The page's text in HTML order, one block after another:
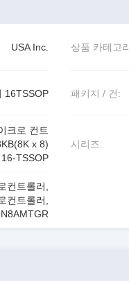
USA Inc. 상품 카테고
16TSSOP 패키지 / 건:
크로 컨트
x 8)
TSSOP
시리즈:
컨트롤러
컨트롤러